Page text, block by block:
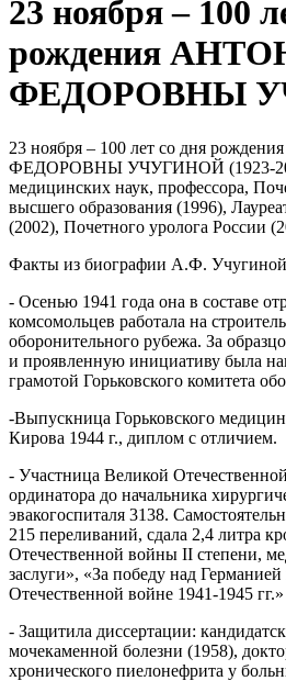
23 ноября – 100
рождения
ФЕДОРОВНЫ
23 ноября – 100 лет со дня
ФЕДОРОВНЫ УЧУГИНОЙ (1923-
медицинских наук, профессора,
высшего образования (1996),
(2002), Почетного уролога России
Факты из биографии А.Ф.
- Осенью 1941 года она в составе
комсомольцев работала на
оборонительного рубежа. За
и проявленную инициативу была
грамотой Горьковского комитета
-Выпускница Горьковского
Кирова 1944 г., диплом с отличием.
- Участница Великой
ординатора до начальника
эвакогоспиталя 3138.
215 переливаний, сдала 2,4 литра
Отечественной войны II степени,
заслуги», «За победу над
Отечественной войне 1941-1945
- Защитила диссертации:
мочекаменной болезни (1958),
хронического пиелонефрита у